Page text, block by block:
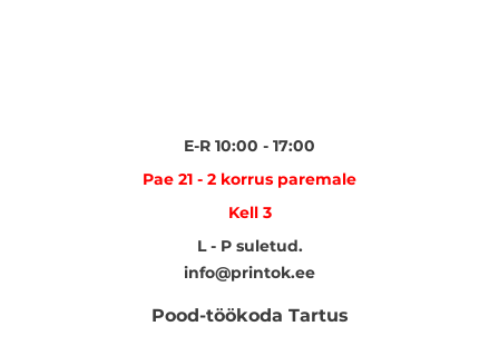
E-R 10:00 - 17:00
Pae 21 - 2 korrus paremale
Kell 3
L - P suletud.
info@printok.ee
Pood-töökoda Tartus